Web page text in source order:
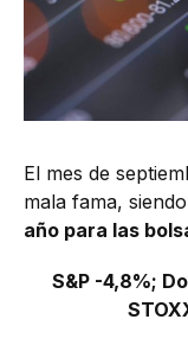
El mes de
mala fama, siendo
año para las
S&P -4,8%;